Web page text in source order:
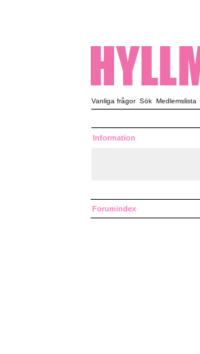
Vanliga frågor Sök Medlemslista
Information
Forumindex